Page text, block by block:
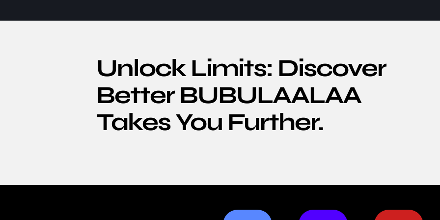
Unlock Limits: Discover
Better BUBULAALAA
Takes You Further.